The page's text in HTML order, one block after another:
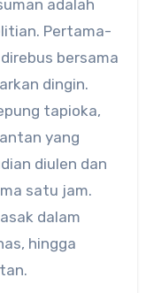
adalah
Pertama-
bersama
dingin.
tapioka,
yang
diulen dan
satu jam.
dalam
hingga